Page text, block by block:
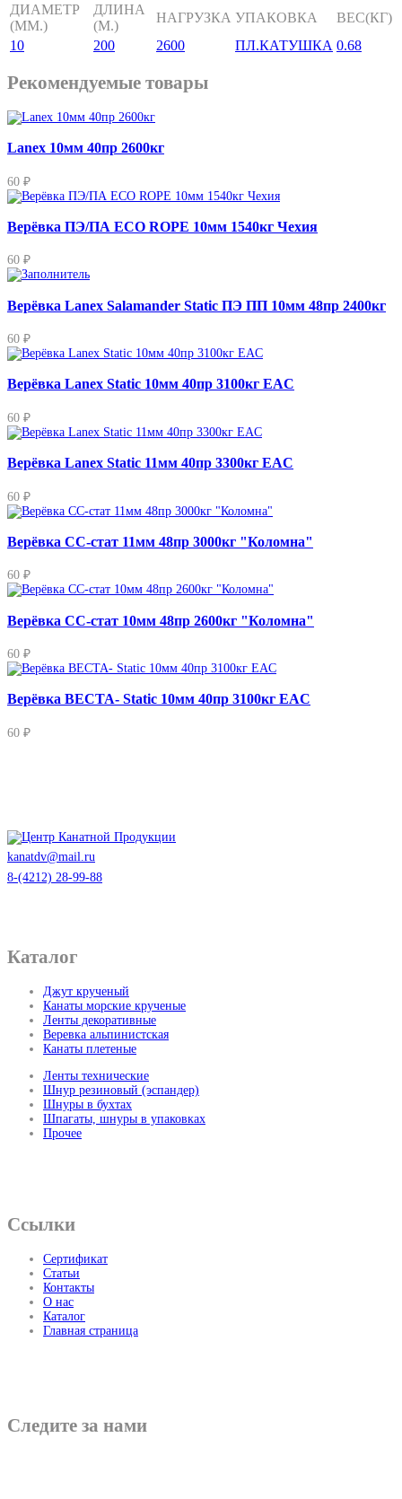
ДИАМЕТР
(ММ.)
ДЛИНА
(М.)
НАГРУЗКА УПАКОВКА
ВЕС(КГ)
10
200 2600 ПЛ.КАТУШКА 0.68
Рекомендуемые товары
Lanex 10мм 40пр 2600кг
60 ₽
Верёвка ПЭ/ПА ECO ROPE 10мм 1540кг Чехия
60 ₽
Верёвка Lanex Salamander Static ПЭ ПП 10мм 48пр 2400кг
60 ₽
Верёвка Lanex Static 10мм 40пр 3100кг EAC
60 ₽
Верёвка Lanex Static 11мм 40пр 3300кг EAC
60 ₽
Верёвка СС-стат 11мм 48пр 3000кг "Коломна"
60 ₽
Верёвка СС-стат 10мм 48пр 2600кг "Коломна"
60 ₽
Верёвка ВЕСТА- Static 10мм 40пр 3100кг EAC
60 ₽
kanatdv@mail.ru
8-(4212) 28-99-88
Каталог
Джут крученый
Канаты морские крученые
Ленты декоративные
Веревка альпинистская
Канаты плетеные
Ленты технические
Шнур резиновый (эспандер)
Шнуры в бухтах
Шпагаты, шнуры в упаковках
Прочее
Ссылки
Сертификат
Статьи
Контакты
О нас
Каталог
Главная страница
Следите за нами